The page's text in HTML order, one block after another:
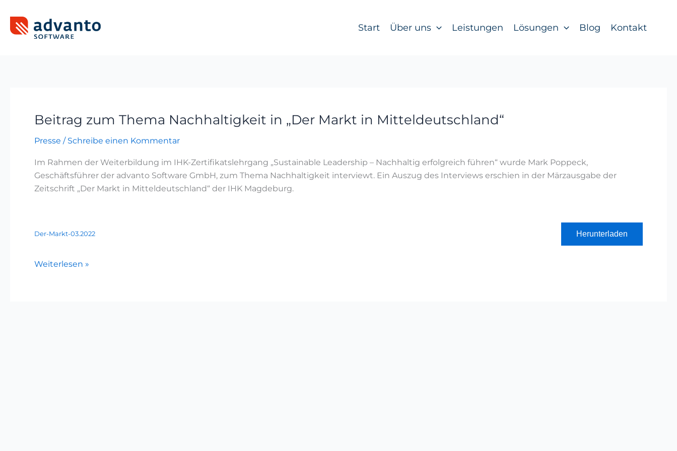
Inhalt
springen
Start Über uns Leistungen Lösungen Blog Kontakt
Beitrag zum Thema Nachhaltigkeit in „Der Markt in Mitteldeutschland“
Presse / Schreibe einen Kommentar
Im Rahmen der Weiterbildung im IHK-Zertifikatslehrgang „Sustainable Leadership – Nachhaltig erfolgreich führen“ wurde Mark Poppeck,
Geschäftsführer der advanto Software GmbH, zum Thema Nachhaltigkeit interviewt. Ein Auszug des Interviews erschien in der Märzausgabe der
Zeitschrift „Der Markt in Mitteldeutschland“ der IHK Magdeburg.
Der-Markt-03.2022 Herunterladen
Beitrag
Thema
Nachhaltigkeit
in
„Der
Weiterlesen »